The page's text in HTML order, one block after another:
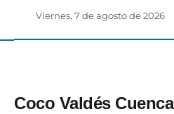
Viernes, 7 de agosto de 2026
Coco Valdés Cuenca